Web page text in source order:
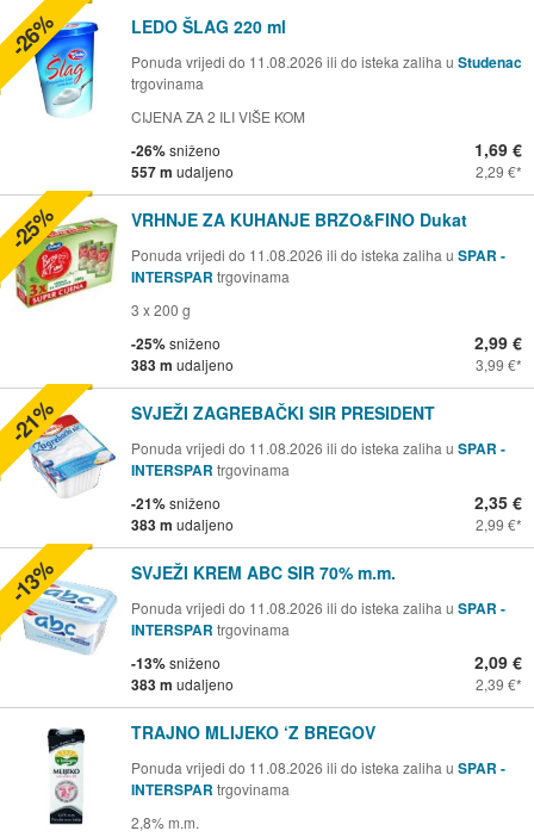
LEDO ŠLAG 220 ml
Ponuda vrijedi do 11.08.2026 ili do isteka zaliha u Studenac
trgovinama
CIJENA ZA 2 ILI VIŠE KOM
-26%sniženo
557 m udaljeno
1,69 €
2,29 €
-26%
VRHNJE ZA KUHANJE BRZO&FINO Dukat
Ponuda vrijedi do 11.08.2026 ili do isteka zaliha u SPAR -
INTERSPAR trgovinama
3 x 200 g
-25%sniženo
383 m udaljeno
2,99 €
3,99 €
-25%
SVJEŽI ZAGREBAČKI SIR PRESIDENT
Ponuda vrijedi do 11.08.2026 ili do isteka zaliha u SPAR -
INTERSPAR trgovinama
-21%sniženo
383 m udaljeno
2,35 €
2,99 €
-21%
SVJEŽI KREM ABC SIR 70% m.m.
Ponuda vrijedi do 11.08.2026 ili do isteka zaliha u SPAR -
INTERSPAR trgovinama
-13%sniženo
383 m udaljeno
2,09 €
2,39 €
-13%
TRAJNO MLIJEKO ‘Z BREGOV
Ponuda vrijedi do 11.08.2026 ili do isteka zaliha u SPAR -
INTERSPAR trgovinama
2,8% m.m.